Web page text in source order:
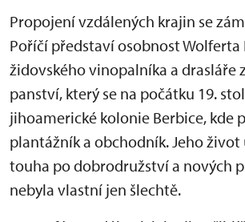
Propojení vzdálených krajin se
Poříčí představí osobnost Wolferta
židovského vinopalníka a drasláře
panství, který se na počátku 19.
jihoamerické kolonie Berbice, kde
plantážník a obchodník. Jeho život
touha po dobrodružství a nových
nebyla vlastní jen šlechtě.